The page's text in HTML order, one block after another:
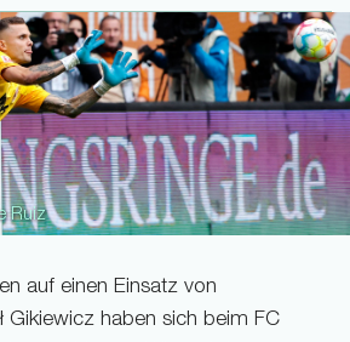
Ruiz
auf einen Einsatz von
Gikiewicz haben sich beim FC